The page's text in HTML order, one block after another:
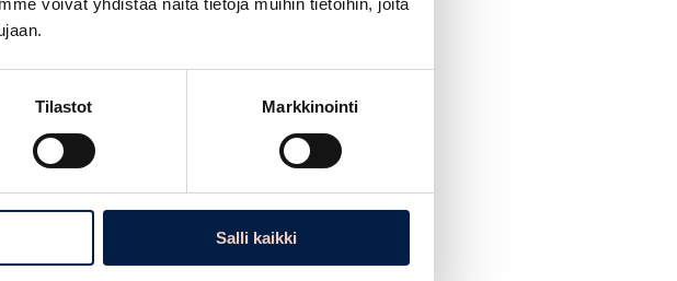
voivat yhdistää näitä tietoja muihin tietoihin, joita
Tilastot Markkinointi
Salli kaikki